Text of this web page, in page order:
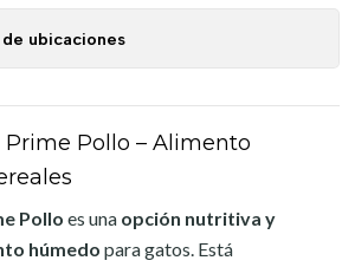
ubicaciones
Prime Pollo – Alimento
Pollo es una opción nutritiva y
húmedo para gatos. Está